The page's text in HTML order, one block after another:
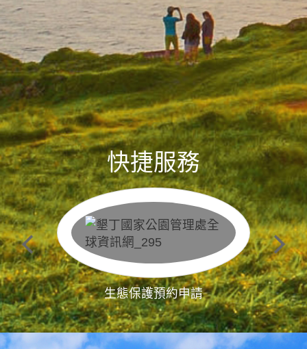
快捷服務
生態保護預約申請